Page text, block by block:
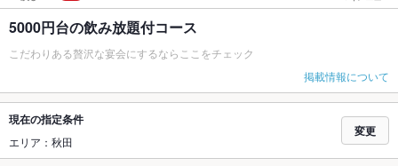
5000円台の飲み放題付コース
こだわりある贅沢な宴会にするならここをチェック
掲載情報について
現在の指定条件
エリア：秋田
変更